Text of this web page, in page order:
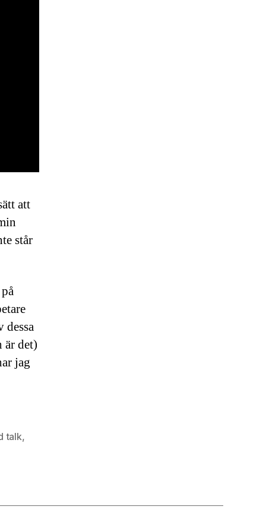
att
står
dessa
är det)
jag
talk,